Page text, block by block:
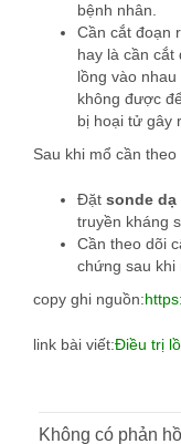
bệnh nhân.
Cần cắt đoạn
hay là cần cắt
lồng vào
không được
bị hoại tử gây
Sau khi mổ cần
Đặt sonde dạ
truyền kháng
Cần theo dõi
chứng sau khi
copy ghi nguồn:
link bài viết:Điều trị
Không có phản